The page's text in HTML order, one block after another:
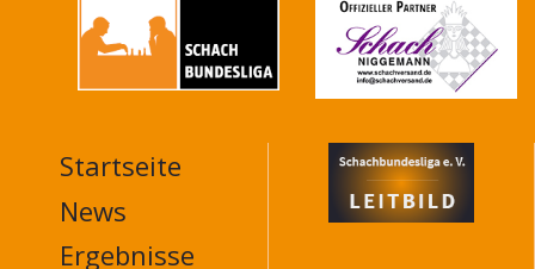
MAIN
NAVIGATION
FOOTER
Startseite
News
Ergebnisse